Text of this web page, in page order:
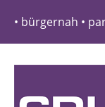
• bürgernah •